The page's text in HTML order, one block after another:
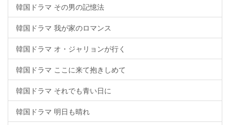
韓国ドラマ その男の記憶法
韓国ドラマ 我が家のロマンス
韓国ドラマ オ・ジャリョンが行く
韓国ドラマ ここに来て抱きしめて
韓国ドラマ それでも青い日に
韓国ドラマ 明日も晴れ